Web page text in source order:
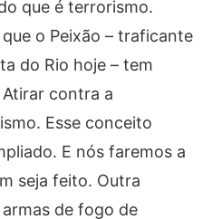
que é terrorismo.
o Peixão – traficante
do Rio hoje – tem
contra a
Esse conceito
E nós faremos a
seja feito. Outra
de fogo de